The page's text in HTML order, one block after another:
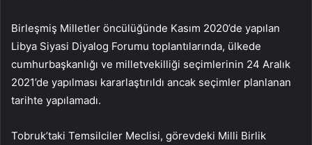
Birleşmiş Milletler öncülüğünde Kasım 2020’de yapılan
Libya Siyasi Diyalog Forumu toplantılarında, ülkede
cumhurbaşkanlığı ve milletvekilliği seçimlerinin 24 Aralık
2021’de yapılması kararlaştırıldı ancak seçimler planlanan
tarihte yapılamadı.
Tobruk’taki Temsilciler Meclisi, görevdeki Milli Birlik